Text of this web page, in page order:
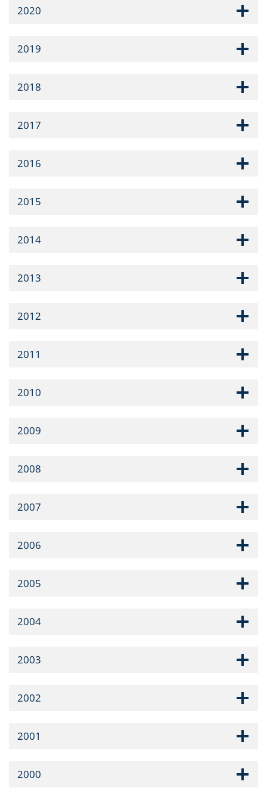
2020
2019
2018
2017
2016
2015
2014
2013
2012
2011
2010
2009
2008
2007
2006
2005
2004
2003
2002
2001
2000